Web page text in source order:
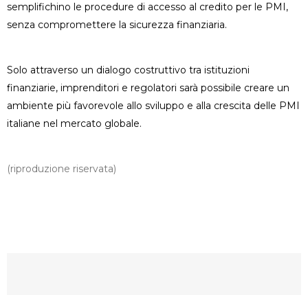
semplifichino le procedure di accesso al credito per le PMI,
senza compromettere la sicurezza finanziaria.
Solo attraverso un dialogo costruttivo tra istituzioni
finanziarie, imprenditori e regolatori sarà possibile creare un
ambiente più favorevole allo sviluppo e alla crescita delle PMI
italiane nel mercato globale.
(riproduzione riservata)